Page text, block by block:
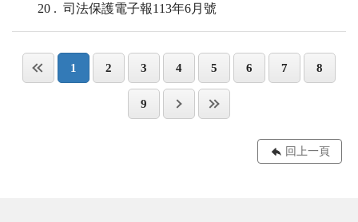
20 司法保護電子報113年6月號
1 2 3 4 5 6 7 8
9
回上一頁